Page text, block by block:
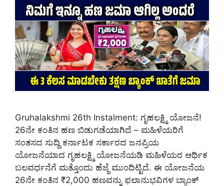
Gruhalakshmi 26th Instalment: ಗೃಹಲಕ್ಷ್ಮಿ ಯೋಜನೆ!
26ನೇ ಕಂತಿನ ಹಣ ಬಿಡುಗಡೆಯಾಗಿದೆ – ಮಹಿಳೆಯರಿಗೆ
ಸಂತಸದ ಸುದ್ದಿ ಕರ್ನಾಟಕ ಸರ್ಕಾರದ ಜನಪ್ರಿಯ
ಯೋಜನೆಯಾದ ಗೃಹಲಕ್ಷ್ಮಿ ಯೋಜನೆಯಡಿ ಮಹಿಳೆಯರ ಆರ್ಥಿಕ
ಬಲವರ್ಧನೆಗೆ ಮತ್ತೊಂದು ಹೆಜ್ಜೆ ಮುಂದಿಟ್ಟಿದೆ. ಈ ಯೋಜನೆಯ
26ನೇ ಕಂತಿನ ₹2,000 ಹಣವನ್ನು ಫಲಾನುಭವಿಗಳ ಬ್ಯಾಂಕ್